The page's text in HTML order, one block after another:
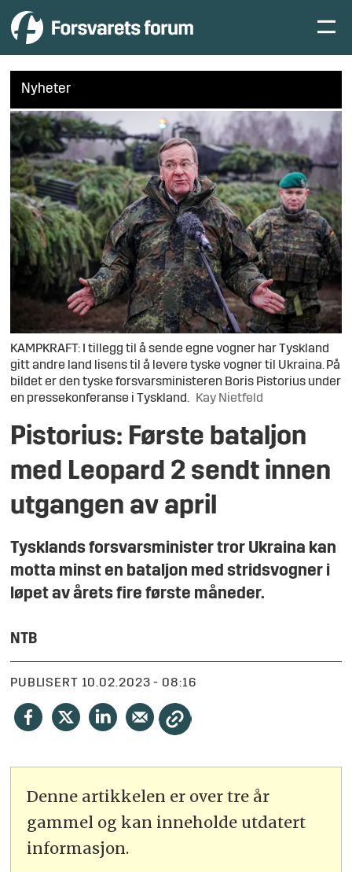
Nyheter
KAMPKRAFT: I tillegg til å sende egne vogner har Tyskland
gitt andre land lisens til å levere tyske vogner til Ukraina. På
bildet er den tyske forsvarsministeren Boris Pistorius under
en pressekonferanse i Tyskland.
Kay Nietfeld
Pistorius: Første bataljon
med Leopard 2 sendt innen
utgangen av april
Tysklands forsvarsminister tror Ukraina kan
motta minst en bataljon med stridsvogner i
løpet av årets fire første måneder.
NTB
PUBLISERT 10.02.2023 - 08:16
Denne artikkelen er over tre år
gammel og kan inneholde utdatert
informasjon.